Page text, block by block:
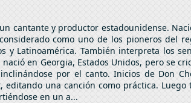
cantante y productor estadounidense.
como uno de los pioneros del
y Latinoamérica. También interpreta los
en Georgia, Estados Unidos, pero se
por el canto. Inicios de Don
una canción como práctica.
en un a...